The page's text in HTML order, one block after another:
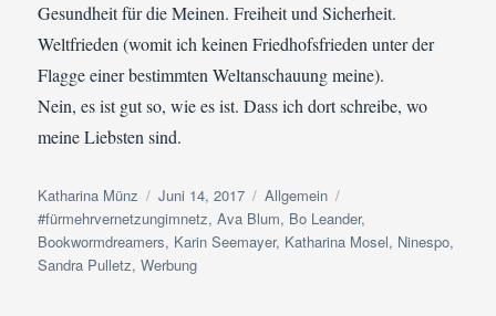
Gesundheit für die Meinen. Freiheit und Sicherheit.
Weltfrieden (womit ich keinen Friedhofsfrieden unter der
Flagge einer bestimmten Weltanschauung meine).
Nein, es ist gut so, wie es ist. Dass ich dort schreibe, wo
meine Liebsten sind.
Autor
Katharina Münz
Veröffentlicht
am
Juni 14, 2017 Kategorien
Allgemein
#fürmehrvernetzungimnetz,Ava Blum, Bo Leander,
Bookwormdreamers, Karin Seemayer, Katharina Mosel, Ninespo,
Sandra Pulletz,Werbung